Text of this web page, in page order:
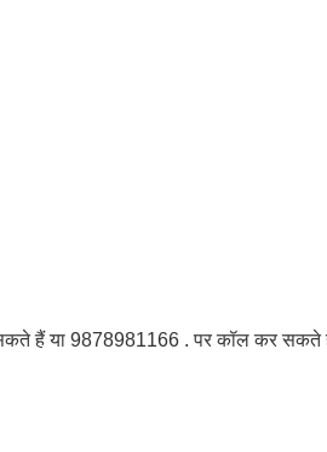
हैं या 9878981166 . पर कॉल कर सकते